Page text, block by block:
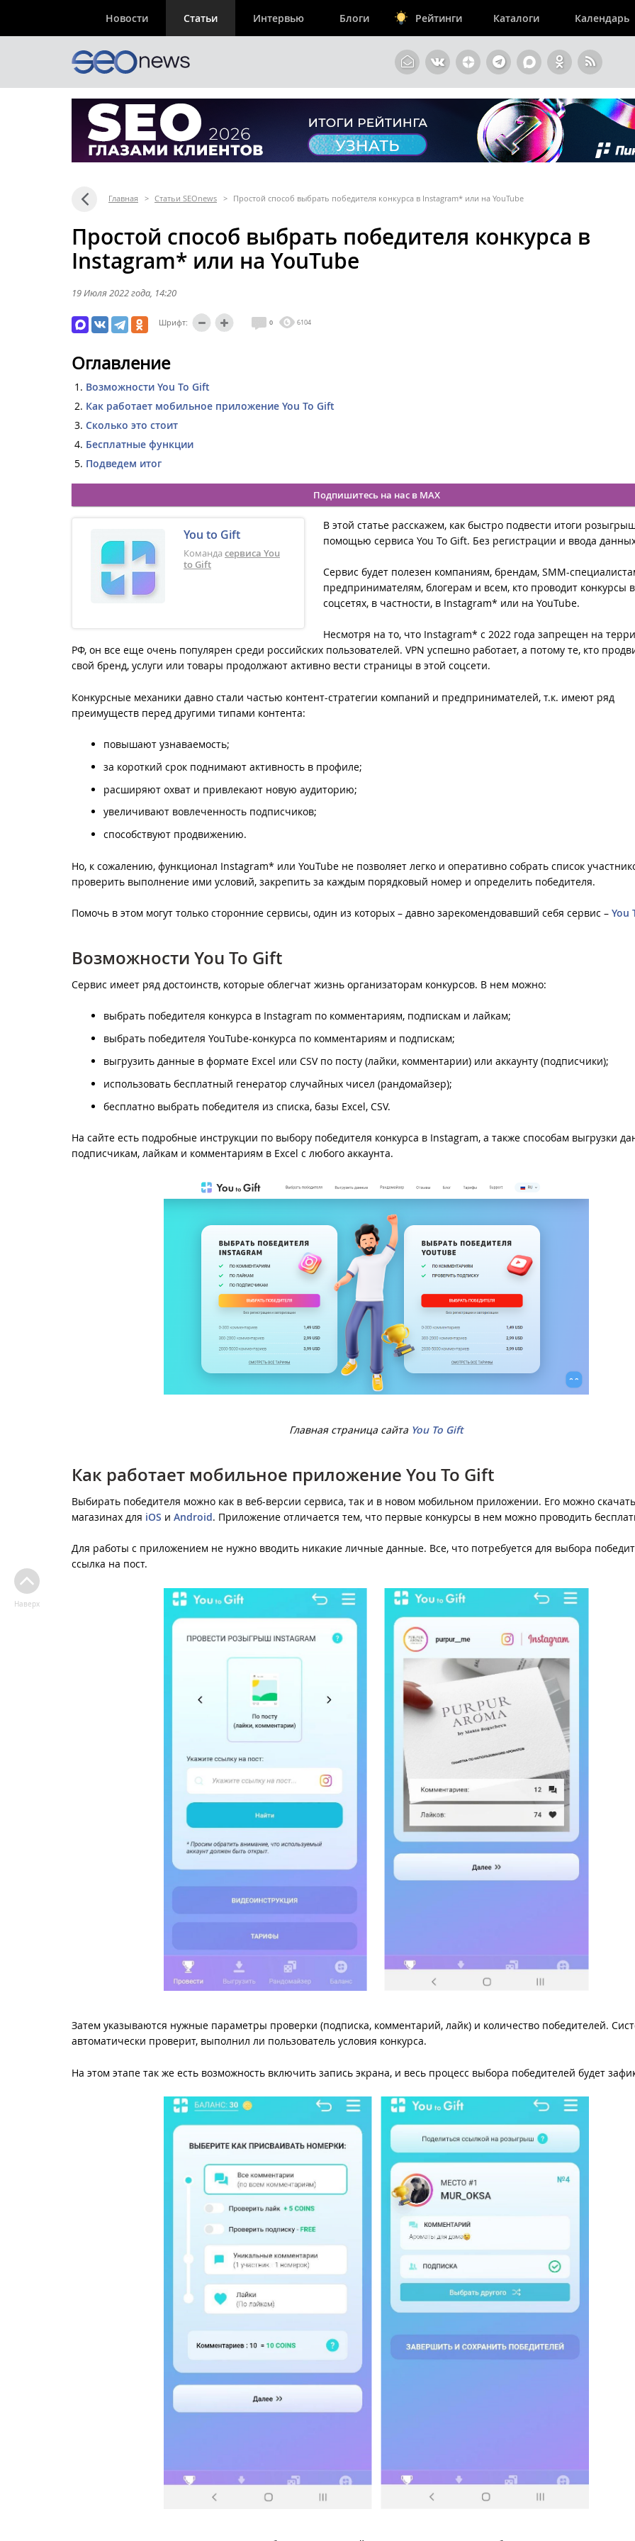
Новости Статьи Интервью Блоги Рейтинги Каталоги Календарь
Главная > Статьи SEOnews > Простой способ выбрать победителя конкурса в Instagram* или на YouTube
Простой способ выбрать победителя конкурса в
Instagram* или на YouTube
19 Июля 2022 года , 14:20
Шрифт: 0 6104
Оглавление
Возможности You To Gift
Как работает мобильное приложение You To Gift
Сколько это стоит
Бесплатные функции
Подведем итог
Подпишитесь на нас в MAX
You to Gift
Команда сервиса You
to Gift
В этой статье расскажем, как быстро подвести итоги
помощью сервиса You To Gift. Без регистрации и ввода
Сервис будет полезен компаниям, брендам, SMM-
предпринимателям, блогерам и всем, кто проводит конкурсы в
соцсетях, в частности, в Instagram* или на YouTube.
Несмотря на то, что Instagram* с 2022 года запрещен на
РФ, он все еще очень популярен среди российских пользователей. VPN успешно работает, а потому те, кто
свой бренд, услуги или товары продолжают активно вести страницы в этой соцсети.
Конкурсные механики давно стали частью контент-стратегии компаний и предпринимателей, т.к. имеют ряд
преимуществ перед другими типами контента:
повышают узнаваемость;
за короткий срок поднимают активность в профиле;
расширяют охват и привлекают новую аудиторию;
увеличивают вовлеченность подписчиков;
способствуют продвижению.
Но, к сожалению, функционал Instagram* или YouTube не позволяет легко и оперативно собрать список
проверить выполнение ими условий, закрепить за каждым порядковый номер и определить победителя.
Помочь в этом могут только сторонние сервисы, один из которых – давно зарекомендовавший себя сервис – You
Возможности You To Gift
Сервис имеет ряд достоинств, которые облегчат жизнь организаторам конкурсов. В нем можно:
выбрать победителя конкурса в Instagram по комментариям, подпискам и лайкам;
выбрать победителя YouTube-конкурса по комментариям и подпискам;
выгрузить данные в формате Excel или CSV по посту (лайки, комментарии) или аккаунту (подписчики);
использовать бесплатный генератор случайных чисел (рандомайзер);
бесплатно выбрать победителя из списка, базы Excel, CSV.
На сайте есть подробные инструкции по выбору победителя конкурса в Instagram, а также способам выгрузки
подписчикам, лайкам и комментариям в Excel с любого аккаунта.
Главная страница сайта You To Gift
Как работает мобильное приложение You To Gift
Выбирать победителя можно как в веб-версии сервиса, так и в новом мобильном приложении. Его можно
магазинах для iOS и Android. Приложение отличается тем, что первые конкурсы в нем можно проводить
Для работы с приложением не нужно вводить никакие личные данные. Все, что потребуется для выбора
ссылка на пост.
Затем указываются нужные параметры проверки (подписка, комментарий, лайк) и количество победителей.
автоматически проверит, выполнил ли пользователь условия конкурса.
На этом этапе так же есть возможность включить запись экрана, и весь процесс выбора победителей будет
Наверх